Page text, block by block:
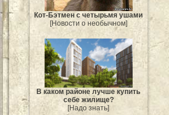
Кот-Бэтмен с четырьмя ушами
[Новости о необычном]
В каком районе лучше купить
себе жилище?
[Надо знать]